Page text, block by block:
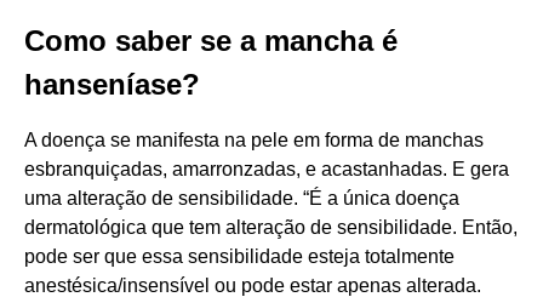
Como saber se a mancha é
hanseníase?
A doença se manifesta na pele em forma de manchas
esbranquiçadas, amarronzadas, e acastanhadas. E gera
uma alteração de sensibilidade. “É a única doença
dermatológica que tem alteração de sensibilidade. Então,
pode ser que essa sensibilidade esteja totalmente
anestésica/insensível ou pode estar apenas alterada.